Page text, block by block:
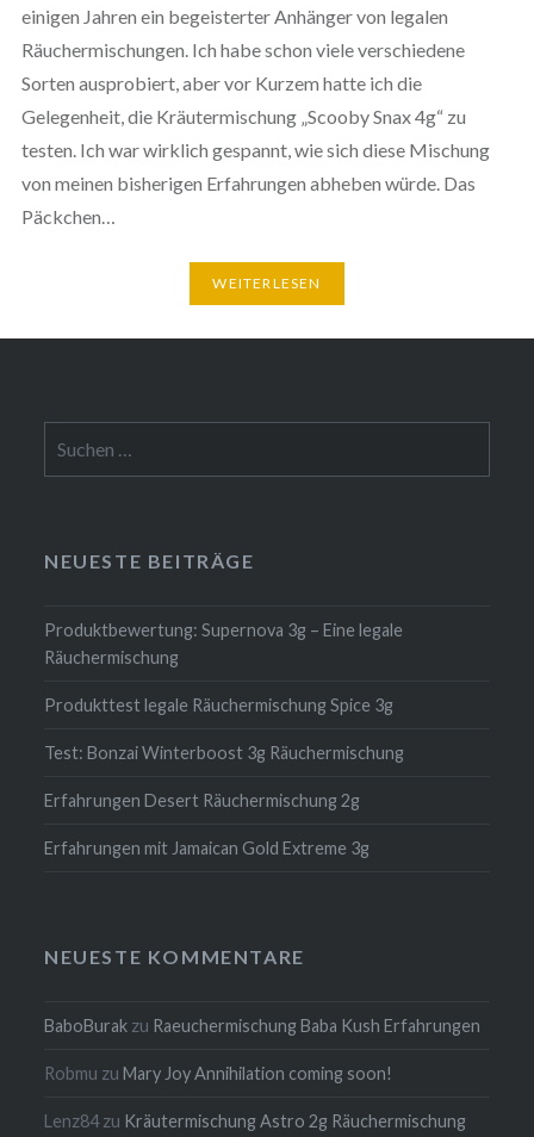
einigen Jahren ein begeisterter Anhänger von legalen
Räuchermischungen. Ich habe schon viele verschiedene
Sorten ausprobiert, aber vor Kurzem hatte ich die
Gelegenheit, die Kräutermischung „Scooby Snax 4g“ zu
testen. Ich war wirklich gespannt, wie sich diese Mischung
von meinen bisherigen Erfahrungen abheben würde. Das
Päckchen…
WEITERLESEN
nach:
NEUESTE BEITRÄGE
Produktbewertung: Supernova 3g – Eine legale
Räuchermischung
Produkttest legale Räuchermischung Spice 3g
Test: Bonzai Winterboost 3g Räuchermischung
Erfahrungen Desert Räuchermischung 2g
Erfahrungen mit Jamaican Gold Extreme 3g
NEUESTE KOMMENTARE
BaboBurak zu Raeuchermischung Baba Kush Erfahrungen
Robmu zuMary Joy Annihilation coming soon!
Lenz84zu Kräutermischung Astro 2g Räuchermischung